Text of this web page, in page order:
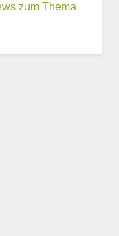
zum Thema